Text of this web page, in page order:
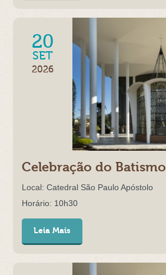
20
SET
2026
Celebração do Batismo
Local: Catedral São Paulo Apóstolo
Horário: 10h30
Leia Mais